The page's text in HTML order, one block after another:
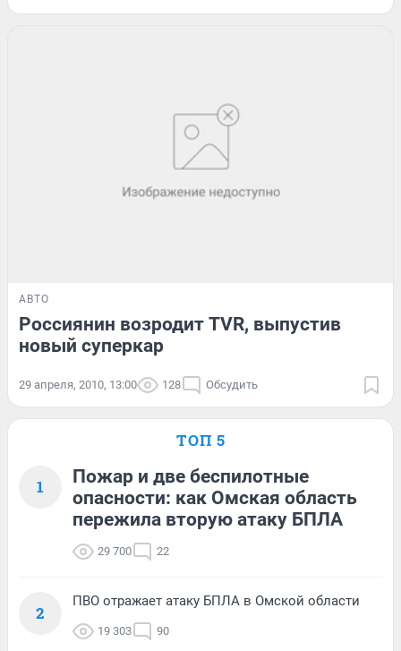
АВТО
Россиянин возродит TVR, выпустив
новый суперкар
29 апреля, 2010, 13:00 128 Обсудить
ТОП 5
1
Пожар и две беспилотные
опасности: как Омская область
пережила вторую атаку БПЛА
29 700 22
2
ПВО отражает атаку БПЛА в Омской области
19 303 90